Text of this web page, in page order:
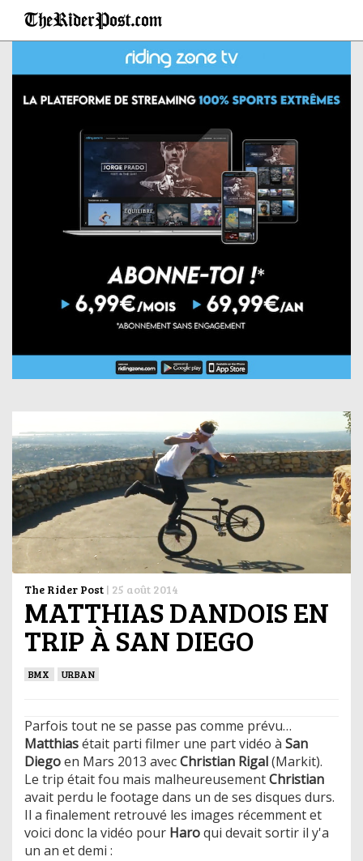
The Rider Post | 25 août 2014
MATTHIAS DANDOIS EN
TRIP À SAN DIEGO
BMX URBAN
Parfois tout ne se passe pas comme prévu…
Matthiasétait parti filmer une part vidéo à San
Diegoen Mars 2013 avecChristian Rigal(Markit).
Le trip était fou mais malheureusementChristian
avait perdu le footage dans un de ses disques durs.
Il a finalement retrouvé les images récemment et
voici donc la vidéo pour Haroqui devait sortir il y'a
un an et demi :